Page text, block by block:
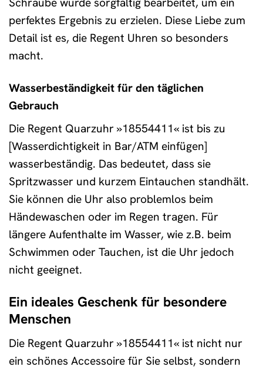
perfektes Ergebnis zu erzielen. Diese Liebe zum
Detail ist es, die Regent Uhren so besonders
macht.
Wasserbeständigkeit für den täglichen
Gebrauch
Die Regent Quarzuhr »18554411« ist bis zu
[Wasserdichtigkeit in Bar/ATM einfügen]
wasserbeständig. Das bedeutet, dass sie
Spritzwasser und kurzem Eintauchen standhält.
Sie können die Uhr also problemlos beim
Händewaschen oder im Regen tragen. Für
längere Aufenthalte im Wasser, wie z.B. beim
Schwimmen oder Tauchen, ist die Uhr jedoch
nicht geeignet.
Ein ideales Geschenk für besondere
Menschen
Die Regent Quarzuhr »18554411« ist nicht nur
ein schönes Accessoire für Sie selbst, sondern